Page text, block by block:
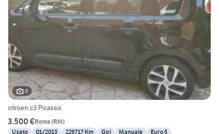
6
citroen c3 Picasso
3.500 €Roma (RM)
Usato
01/2013 229717 Km Gpl Manuale Euro 5